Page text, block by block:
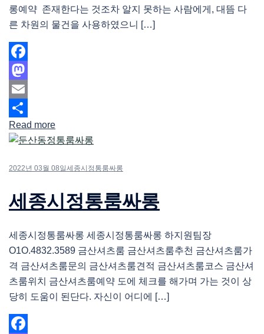
롱예약 존재한다는 것조차 알지 못하는 사람에게, 대뜸 다
른 차원의 물건을 사용하였으니 […]
Facebook
Mastodon
Email
Share
Read more
2022년 03월 08일 세종시정통룸싸롱
세종시정통룸싸롱
세종시정통룸싸롱 세종시정통룸싸롱 하지원팀장
O1O.4832.3589 금산셔츠룸 금산셔츠룸추천 금산셔츠룸가
격 금산셔츠룸문의 금산셔츠룸견적 금산셔츠룸코스 금산셔
츠룸위치 금산셔츠룸예약 도에 체크를 해가며 가는 것이 상
당히 도움이 된단다. 자신이 어디에 […]